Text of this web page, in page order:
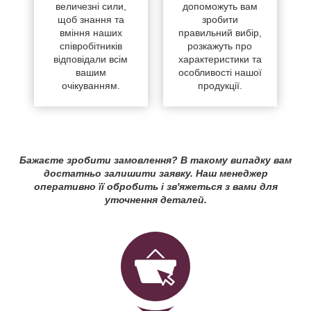
величезні сили,
щоб знання та
вміння наших
співробітників
відповідали всім
вашим
очікуванням.
допоможуть вам
зробити
правильний вибір,
розкажуть про
характеристики та
особливості нашої
продукції.
Бажаєте зробити замовлення? В такому випадку вам
достатньо залишити заявку. Наш менеджер
оперативно її обробить і зв'яжеться з вами для
уточнення деталей.